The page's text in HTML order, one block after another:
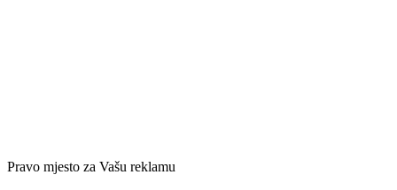
Pravo mjesto za Vašu reklamu